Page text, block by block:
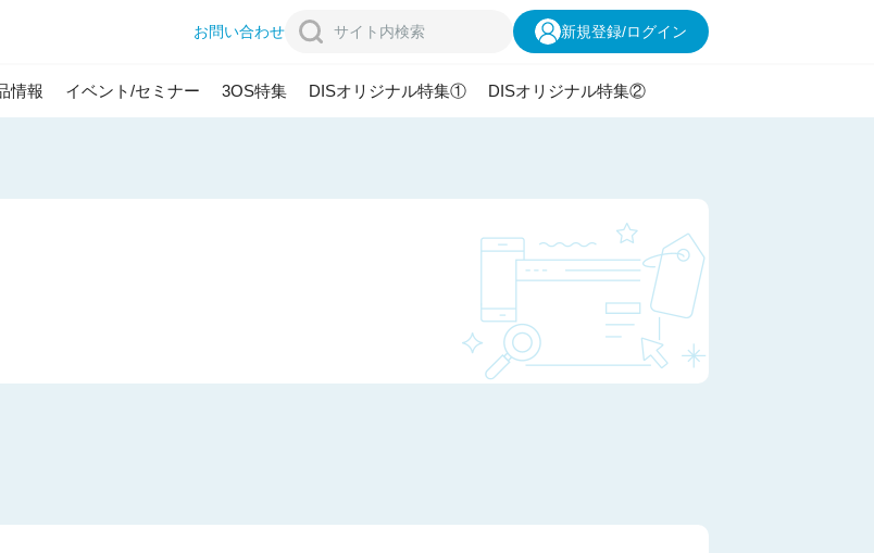
お問い合わせ 新規登録/ログイン
情報 イベント/セミナー 3OS特集 DISオリジナル特集① DISオリジナル特集②